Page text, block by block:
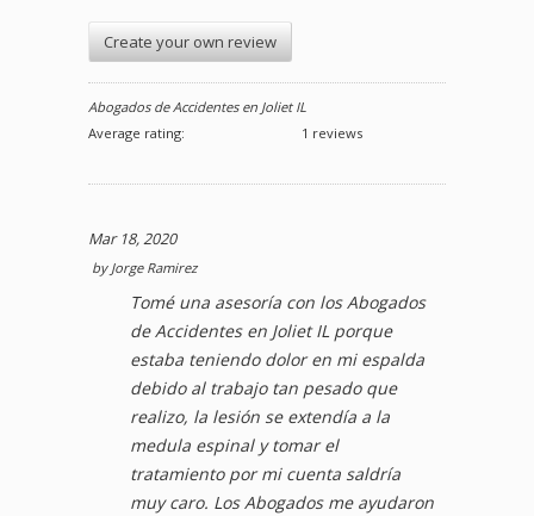
Create your own review
Abogados de Accidentes en Joliet IL
Average rating:
1 reviews
Mar 18, 2020
by Jorge Ramirez
Tomé una asesoría con los Abogados
de Accidentes en Joliet IL porque
estaba teniendo dolor en mi espalda
debido al trabajo tan pesado que
realizo, la lesión se extendía a la
medula espinal y tomar el
tratamiento por mi cuenta saldría
muy caro. Los Abogados me ayudaron